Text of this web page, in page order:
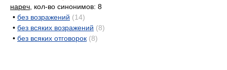
нареч , кол-во синонимов: 8
• без возражений (14)
• без всяких возражений (8)
• без всяких отговорок (8)